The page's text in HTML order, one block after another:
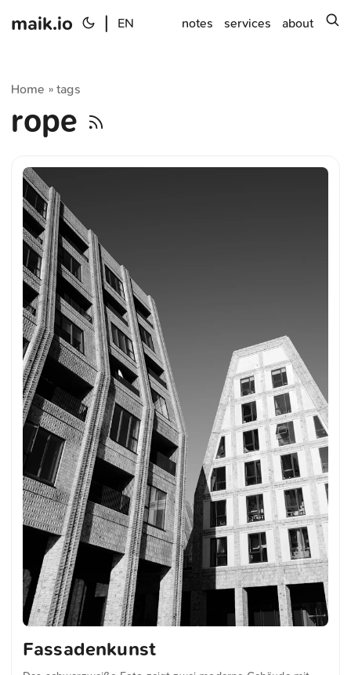
maik.io EN notes services about
Home »tags
rope
Fassadenkunst